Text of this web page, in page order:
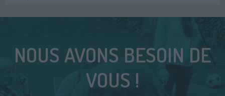
NOUS AVONS BESOIN DE
VOUS !